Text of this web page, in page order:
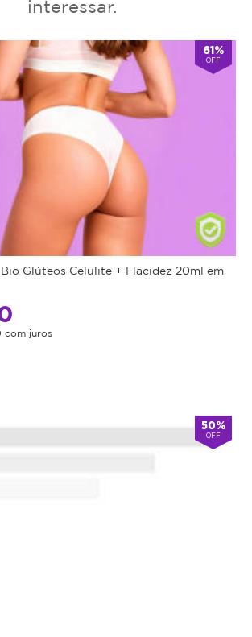
interessar.
61%
OFF
Glúteos Celulite + Flacidez 20ml em
com juros
50%
OFF